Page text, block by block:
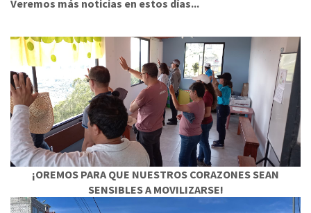
Veremos más noticias en estos días...
¡OREMOS PARA QUE NUESTROS CORAZONES SEAN
SENSIBLES A MOVILIZARSE!